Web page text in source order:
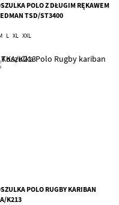
POLO Z DŁUGIM RĘKAWEM
TSD/ST3400
L XL XXL
POLO RUGBY KARIBAN
K213